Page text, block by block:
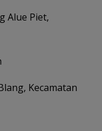
Alue Piet,
Kecamatan